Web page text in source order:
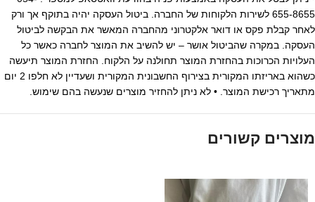
655-8655 לשירות הלקוחות של החברה. ביטול העסקה יהיה בתוקף אך ורק
לאחר קבלת פקס או דואר אלקטרוני מהחברה המאשר את הבקשה לביטול
העסקה. במקרה שהביטול אושר – יש להשיב את המוצר לחברה כאשר כל
העלויות הכרוכות בהחזרת המוצר תחולנה על הלקוח. החזרת המוצר תיעשה
כשהוא באריזתו המקורית בצירוף החשבונית המקורית ושעדיין לא חלפו 2 יום
מתאריך רכישת המוצר. • לא ניתן להחזיר מוצרים שנעשה בהם שימוש.
מוצרים קשורים